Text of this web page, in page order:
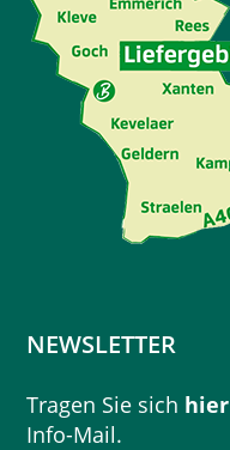
NEWSLETTER
Tragen Sie sich hier
Info-Mail.